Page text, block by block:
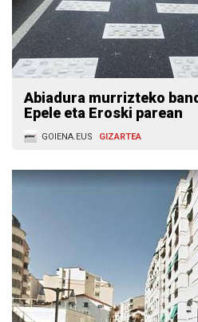
Abiadura murrizteko
Epele eta Eroski parean
GOIENA.EUS GIZARTEA